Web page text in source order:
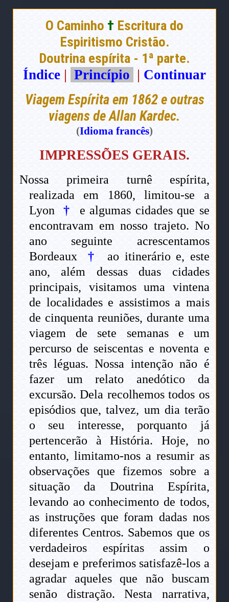
O Caminho † Escritura do
Espiritismo Cristão.
Doutrina espírita - 1ª parte.
Índice | Princípio | Continuar
Viagem Espírita em 1862 e outras
viagens de Allan Kardec.
(Idioma francês)
IMPRESSÕES GERAIS.
Nossa primeira turnê espírita,
realizada em 1860, limitou-se a
Lyon
†
e algumas cidades que se
encontravam em nosso trajeto. No
ano seguinte acrescentamos
Bordeaux
†
ao itinerário e, este
ano, além dessas duas cidades
principais, visitamos uma vintena
de localidades e assistimos a mais
de cinquenta reuniões, durante uma
viagem de sete semanas e um
percurso de seiscentas e noventa e
três léguas. Nossa intenção não é
fazer um relato anedótico da
excursão. Dela recolhemos todos os
episódios que, talvez, um dia terão
o seu interesse, porquanto já
pertencerão à História. Hoje, no
entanto, limitamo-nos a resumir as
observações que fizemos sobre a
situação da Doutrina Espírita,
levando ao conhecimento de todos,
as instruções que foram dadas nos
diferentes Centros. Sabemos que os
verdadeiros espíritas assim o
desejam e preferimos satisfazê-los a
agradar aqueles que não buscam
senão distração. Nesta narrativa,